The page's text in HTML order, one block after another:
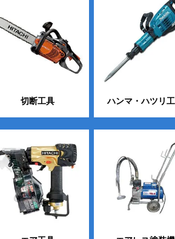
切断工具 ハンマ・ハツリ